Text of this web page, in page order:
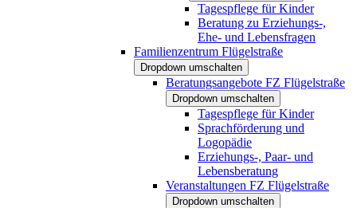
Tagespflege für Kinder
Beratung zu Erziehungs-,
Ehe- und Lebensfragen
Familienzentrum Flügelstraße
Dropdown umschalten
Beratungsangebote FZ Flügelstraße
Dropdown umschalten
Tagespflege für Kinder
Sprachförderung und
Logopädie
Erziehungs-, Paar- und
Lebensberatung
Veranstaltungen FZ Flügelstraße
Dropdown umschalten